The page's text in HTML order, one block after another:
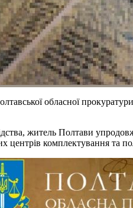
обласної
житель Полтави
центрів комплектування та